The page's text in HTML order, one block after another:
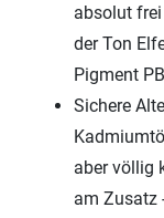
absolut
der Ton
Pigment
Sichere
aber völlig
am Zusatz